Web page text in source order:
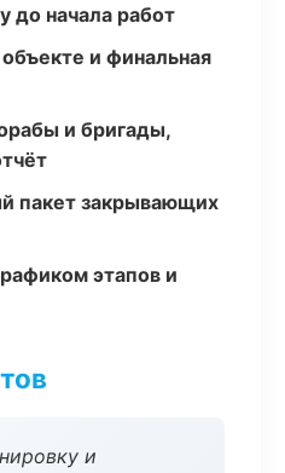
до начала работ
и финальная
и бригады,
пакет закрывающих
этапов и
и